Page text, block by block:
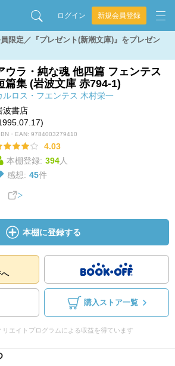
ログイン 新規会員登録
限定／『プレゼント(新潮文庫)』をプレゼン
ウラ・純な魂 他四篇 フェンテス
篇集 (岩波文庫 赤794-1)
ルロス・フエンテス 木村栄一
波書店
・EAN: 9784003279410
4.03
本棚登録: 394人
感想: 45件
本棚に登録する
購入ストア一覧
リエイトプログラムによる収益を得ています